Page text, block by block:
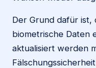
Der Grund dafür ist,
biometrische Daten
aktualisiert werden